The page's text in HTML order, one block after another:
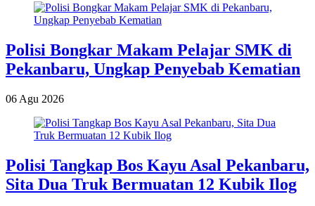
Polisi Bongkar Makam Pelajar SMK di
Pekanbaru, Ungkap Penyebab Kematian
06 Agu 2026
Polisi Tangkap Bos Kayu Asal Pekanbaru,
Sita Dua Truk Bermuatan 12 Kubik Ilog